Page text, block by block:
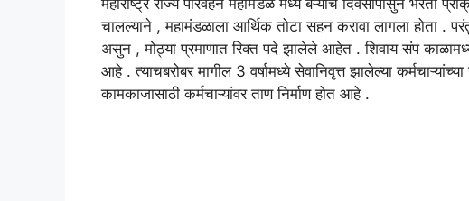
चालल्याने , महामंडळाला आर्थिक तोटा सहन करावा लागला होता .
असुन , मोठ्या प्रमाणात रिक्त पदे झालेले आहेत . शिवाय संप
आहे . त्याचबरोबर मागील 3 वर्षामध्ये सेवानिवृत्त झालेल्या
कामकाजासाठी कर्मचाऱ्यांवर ताण निर्माण होत आहे .